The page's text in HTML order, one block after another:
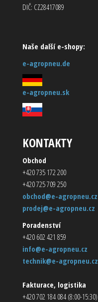
DIČ: CZ28417089
Naše další e-shopy:
e-agropneu.de
e-agropneu.sk
KONTAKTY
Obchod
+420 735 172 200
+420 725 709 250
obchod@e-agropneu.cz
prodej@e-agropneu.cz
Poradenství
+420 602 421 859
info@e-agropneu.cz
technik@e-agropneu.cz
Fakturace, logistika
+420 702 184 084 (8:00-15:30)